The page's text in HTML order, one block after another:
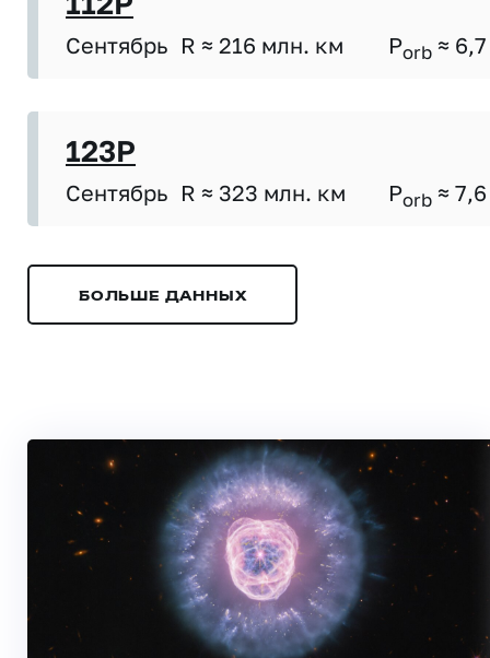
Сентябрь R ≈ 216 млн. км Porb ≈ 6,7
123P
Сентябрь R ≈ 323 млн. км Porb ≈ 7,6
БОЛЬШЕ ДАННЫХ